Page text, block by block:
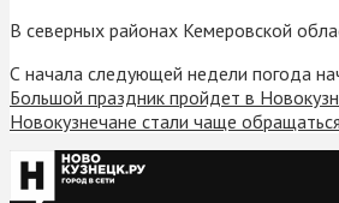
В северных районах Кемеровской
С начала следующей недели погода
Большой праздник пройдет в
Новокузнечане стали чаще